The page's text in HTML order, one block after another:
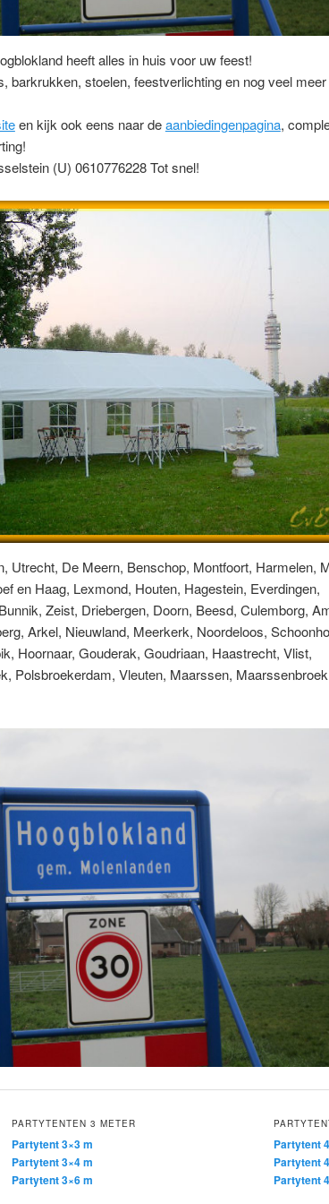
heeft alles in huis voor uw feest!
barkrukken, stoelen, feestverlichting en nog veel
en kijk ook eens naar deaanbiedingenpagina,
(U) 0610776228 Tot snel!
Utrecht, De Meern, Benschop, Montfoort, Harmelen,
en Haag, Lexmond, Houten, Hagestein, Everdingen,
Zeist, Driebergen, Doorn, Beesd, Culemborg,
Arkel, Nieuwland, Meerkerk, Noordeloos,
Hoornaar, Gouderak, Goudriaan, Haastrecht, Vlist,
Polsbroekerdam, Vleuten, Maarssen, Maarssenbroek
PARTYTENTEN 3 METER
Partytent 3×3 m
Partytent 3×4 m
Partytent 3×6 m
Partytent
Partytent
Partytent